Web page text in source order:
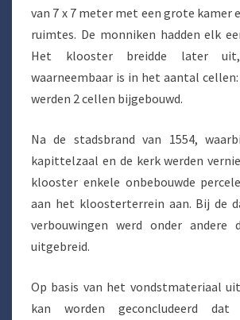
van 7 x 7 meter met een grote kamer
ruimtes. De monniken hadden elk
Het klooster breidde later
waarneembaar is in het aantal cellen:
werden 2 cellen bijgebouwd.
Na de stadsbrand van 1554,
kapittelzaal en de kerk werden
klooster enkele onbebouwde
aan het kloosterterrein aan. Bij de
verbouwingen werd onder andere
uitgebreid.
Op basis van het vondstmateriaal
kan worden geconcludeerd dat